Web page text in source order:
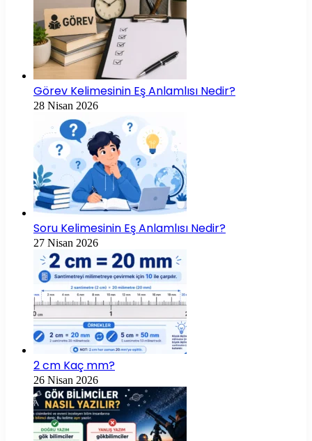
Görev Kelimesinin Eş Anlamlısı Nedir?
28 Nisan 2026
Soru Kelimesinin Eş Anlamlısı Nedir?
27 Nisan 2026
2 cm Kaç mm?
26 Nisan 2026